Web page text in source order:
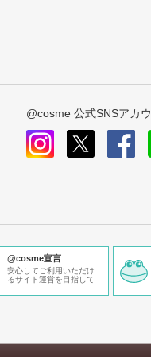
@cosme 公式SNSアカ
@cosme宣言
安心してご利用いただけ
るサイト運営を目指して